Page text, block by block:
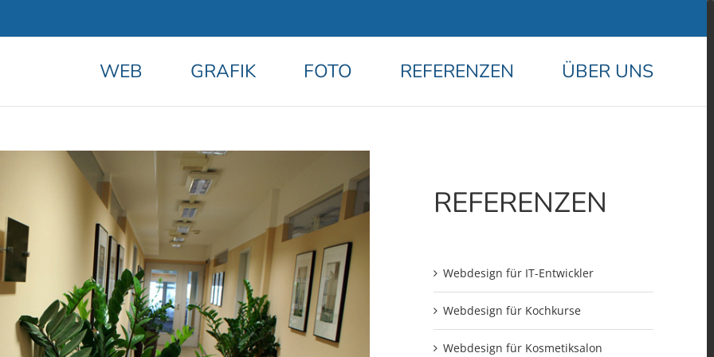
WEB GRAFIK FOTO REFERENZEN ÜBER UNS
REFERENZEN
Webdesign für IT-Entwickler
Webdesign für Kochkurse
Webdesign für Kosmetiksalon